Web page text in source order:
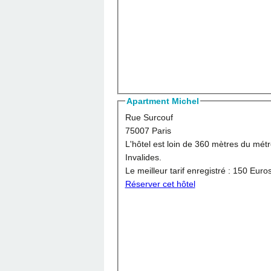
Apartment Michel
Rue Surcouf
75007 Paris
L'hôtel est loin de 360 mètres du
Invalides.
Le meilleur tarif enregistré : 150
Réserver cet hôtel